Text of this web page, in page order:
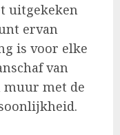
uitgekeken
ervan
is voor elke
van
muur met de